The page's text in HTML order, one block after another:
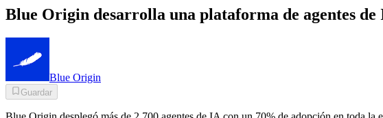
Blue Origin desarrolla una plataforma de agentes
Blue Origin
Guardar